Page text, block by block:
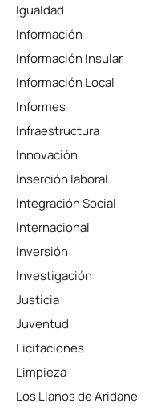
Igualdad
Información
Información Insular
Información Local
Informes
Infraestructura
Innovación
Inserción laboral
Integración Social
Internacional
Inversión
Investigación
Justicia
Juventud
Licitaciones
Limpieza
Los Llanos de Aridane